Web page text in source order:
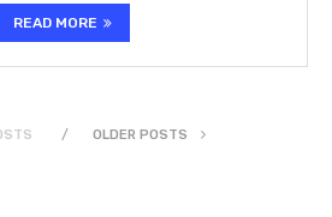
READ MORE
OLDER POSTS